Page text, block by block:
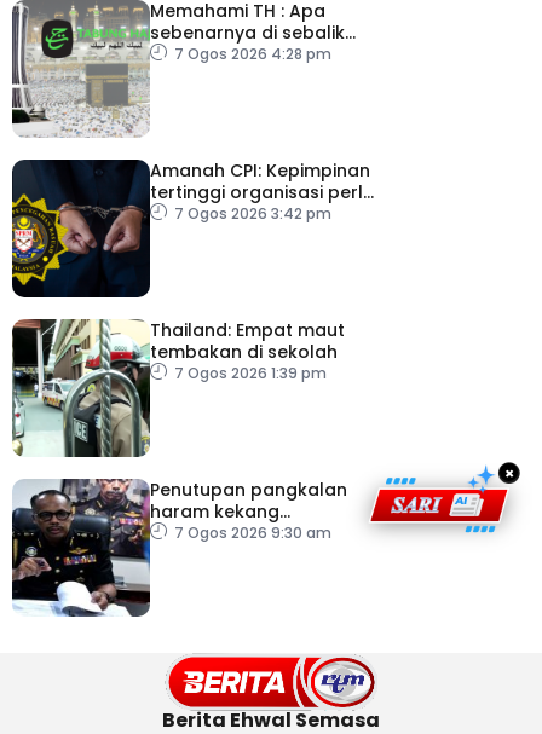
Memahami TH : Apa
sebenarnya di sebalik
angka
7 Ogos 2026 4:28 pm
Amanah CPI: Kepimpinan
tertinggi organisasi perlu
pacu reformasi radikal
7 Ogos 2026 3:42 pm
Thailand: Empat maut
tembakan di sekolah
7 Ogos 2026 1:39 pm
Penutupan pangkalan
haram kekang
penyeludupan di
7 Ogos 2026 9:30 am
×
Berita Ehwal Semasa